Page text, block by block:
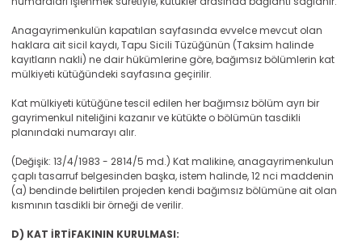
Anagayrimenkulün kapatılan sayfasında evvelce mevcut olan
haklara ait sicil kaydı, Tapu Sicili Tüzüğünün (Taksim halinde
kayıtların nakli) ne dair hükümlerine göre, bağımsız bölümlerin kat
mülkiyeti kütüğündeki sayfasına geçirilir.
Kat mülkiyeti kütüğüne tescil edilen her bağımsız bölüm ayrı bir
gayrimenkul niteliğini kazanır ve kütükte o bölümün tasdikli
planındaki numarayı alır.
(Değişik: 13/4/1983 - 2814/5 md.) Kat malikine, anagayrimenkulun
çaplı tasarruf belgesinden başka, istem halinde, 12 nci maddenin
(a) bendinde belirtilen projeden kendi bağımsız bölümüne ait olan
kısmının tasdikli bir örneği de verilir.
D) KAT İRTİFAKININ KURULMASI: